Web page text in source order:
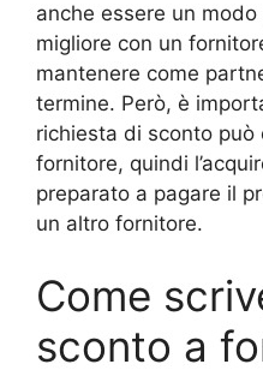
anche essere un
migliore con un
mantenere come
termine. Però, è
richiesta di sconto
fornitore, quindi
preparato a pagare il
un altro fornitore.
Come
sconto a